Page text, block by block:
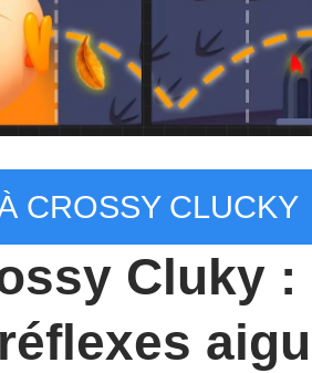
CROSSY CLUCKY
Cluky :